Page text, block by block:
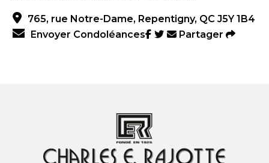
765, rue Notre-Dame, Repentigny, QC J5Y 1B4
Envoyer Condoléances
Partager